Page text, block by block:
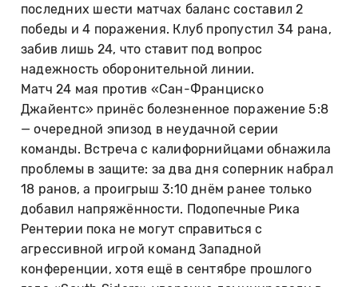
последних шести матчах баланс составил 2
победы и 4 поражения. Клуб пропустил 34 рана,
забив лишь 24, что ставит под вопрос
надежность оборонительной линии.
Матч 24 мая против «Сан-Франциско
Джайентс» принёс болезненное поражение 5:8
— очередной эпизод в неудачной серии
команды. Встреча с калифорнийцами обнажила
проблемы в защите: за два дня соперник набрал
18 ранов, а проигрыш 3:10 днём ранее только
добавил напряжённости. Подопечные Рика
Рентерии пока не могут справиться с
агрессивной игрой команд Западной
конференции, хотя ещё в сентябре прошлого